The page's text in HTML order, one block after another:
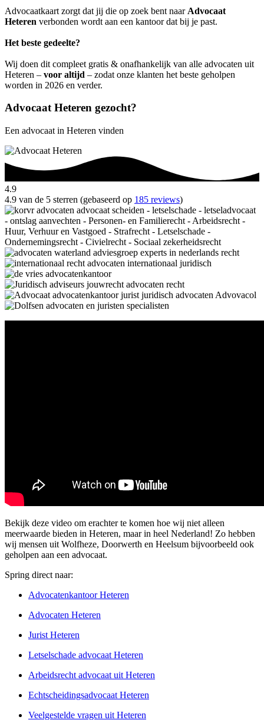
Advocaatkaart zorgt dat jij die op zoek bent naar Advocaat
Heteren verbonden wordt aan een kantoor dat bij je past.
Het beste gedeelte?
Wij doen dit compleet gratis & onafhankelijk van alle advocaten uit
Heteren – voor altijd – zodat onze klanten het beste geholpen
worden in 2026 en verder.
Advocaat Heteren gezocht?
Een advocaat in Heteren vinden
4.9
4.9 van de 5 sterren (gebaseerd op 185 reviews)
Bekijk deze video om erachter te komen hoe wij niet alleen
meerwaarde bieden in Heteren, maar in heel Nederland! Zo hebben
wij mensen uit Wolfheze, Doorwerth en Heelsum bijvoorbeeld ook
geholpen aan een advocaat.
Spring direct naar:
Advocatenkantoor Heteren
Advocaten Heteren
Jurist Heteren
Letselschade advocaat Heteren
Arbeidsrecht advocaat uit Heteren
Echtscheidingsadvocaat Heteren
Veelgestelde vragen uit Heteren